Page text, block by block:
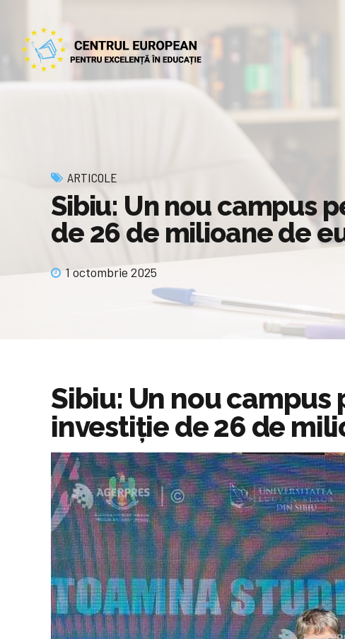
ARTICOLE
Sibiu: Un nou campus
de 26 de milioane de
1 octombrie 2025
Sibiu: Un nou
investiție de 26 de